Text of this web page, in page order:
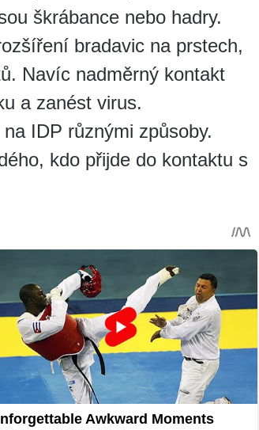
škrábance nebo hadry.
bradavic na prstech,
Navíc nadměrný kontakt
a zanést virus.
IDP různými způsoby.
kdo přijde do kontaktu s